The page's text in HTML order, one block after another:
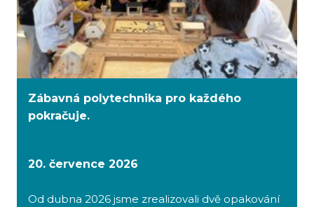
Zábavná polytechnika pro každého
pokračuje.
20. července 2026
Od dubna 2026 jsme zrealizovali dvě opakování